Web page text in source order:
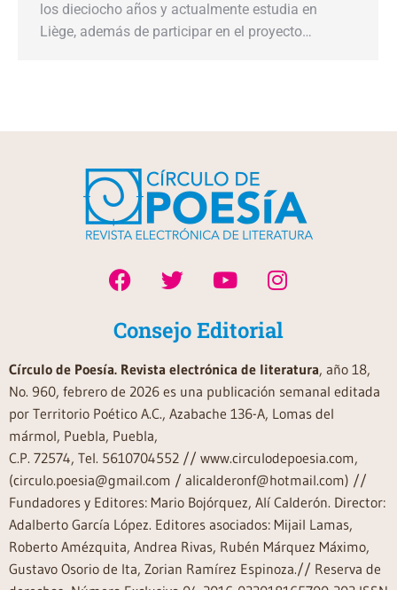
los dieciocho años y actualmente estudia en
Liège, además de participar en el proyecto…
Consejo Editorial
Círculo de Poesía. Revista electrónica de literatura, año 18,
No. 960, febrero de 2026 es una publicación semanal editada
por Territorio Poético A.C., Azabache 136-A, Lomas del
mármol, Puebla, Puebla,
C.P. 72574, Tel. 5610704552 // www.circulodepoesia.com,
(circulo.poesia@gmail.com / alicalderonf@hotmail.com) //
Fundadores y Editores: Mario Bojórquez, Alí Calderón. Director:
Adalberto García López. Editores asociados: Mijail Lamas,
Roberto Amézquita, Andrea Rivas, Rubén Márquez Máximo,
Gustavo Osorio de Ita, Zorian Ramírez Espinoza.// Reserva de